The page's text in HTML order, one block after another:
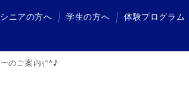
へ 学生の方へ
シニアの方へ 学生の方へ 体験プログラム
のご案内(^^♪